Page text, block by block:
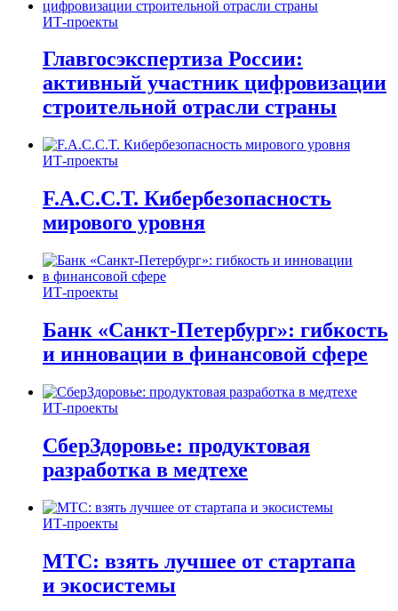
ИТ-проекты
Главгосэкспертиза России:
активный участник цифровизации
строительной отрасли страны
ИТ-проекты
F.A.C.C.T. Кибербезопасность
мирового уровня
ИТ-проекты
Банк «Санкт-Петербург»: гибкость
и инновации в финансовой сфере
ИТ-проекты
СберЗдоровье: продуктовая
разработка в медтехе
ИТ-проекты
МТС: взять лучшее от стартапа
и экосистемы